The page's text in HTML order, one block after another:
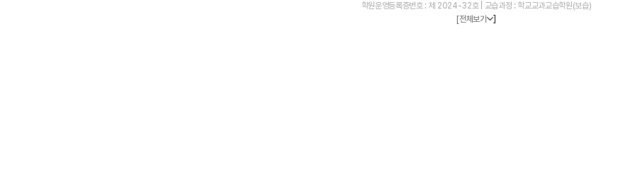
학원운영등록증번호 : 제 2024-32호 | 교습과정 : 학교교과교습학원(보습)
[전체보기
]